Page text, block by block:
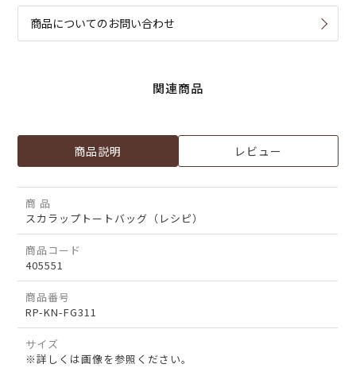
商品についてのお問い合わせ
関連商品
商品説明 レビュー
商 品
スカラップトートバッグ（レシピ）
商品コード
405551
商品番号
RP-KN-FG311
サイズ
※詳しくは画像を参照ください。